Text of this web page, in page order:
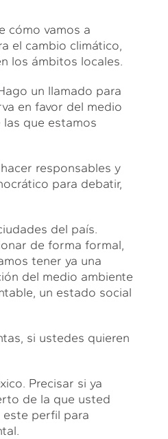
cómo vamos a
el cambio climático,
los ámbitos locales.
un llamado para
en favor del medio
que estamos
responsables y
para debatir,
del país.
de forma formal,
tener ya una
del medio ambiente
un estado social
si ustedes quieren
Precisar si ya
de la que usted
este perfil para